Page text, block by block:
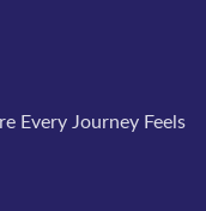
Every Journey Feels